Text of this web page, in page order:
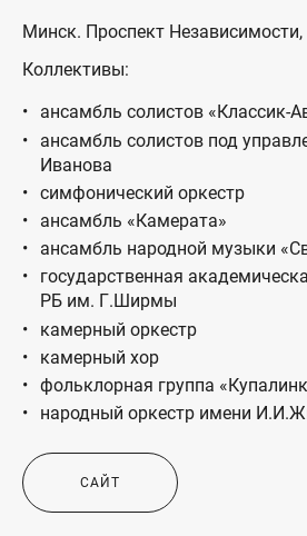
Минск. Проспект Независимости,
Коллективы:
ансамбль солистов «Классик-
ансамбль солистов под
Иванова
симфонический оркестр
ансамбль «Камерата»
ансамбль народной музыки
государственная
РБ им. Г.Ширмы
камерный оркестр
камерный хор
фольклорная группа
народный оркестр имени
САЙТ